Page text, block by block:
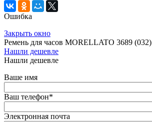
Ошибка
Закрыть окно
Ремень для часов MORELLATO 3689 (032)
Нашли дешевле
Нашли дешевле
Ваше имя
Ваш телефон*
Электронная почта